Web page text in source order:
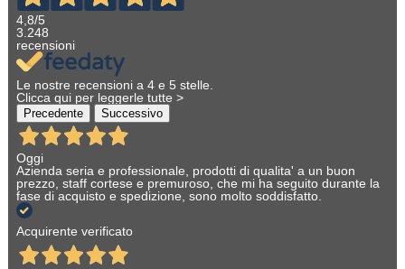
4,8/5
3.248
recensioni
Le nostre recensioni a 4 e 5 stelle.
Clicca qui per leggerle tutte >
Precedente Successivo
Oggi
Azienda seria e professionale, prodotti di qualita' a un buon
prezzo, staff cortese e premuroso, che mi ha seguito durante la
fase di acquisto e spedizione, sono molto soddisfatto.
Acquirente verificato